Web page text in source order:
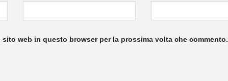
sito web in questo browser per la prossima volta che commento.